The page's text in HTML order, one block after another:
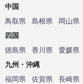
中国
鳥取県
島根県 岡山県
四国
徳島県
香川県 愛媛県
九州・沖縄
福岡県
佐賀県 長崎県